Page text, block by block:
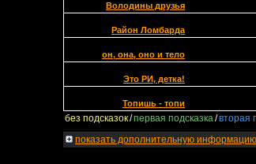
Володины друзья
Район Ломбарда
он, она, оно и тело
Это РИ, детка!
Топишь - топи
без подсказок/первая подсказка/вторая
показать дополнительную информацию